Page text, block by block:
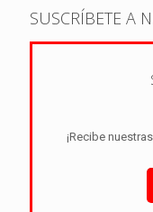
SUSCRÍBETE A
¡Recibe